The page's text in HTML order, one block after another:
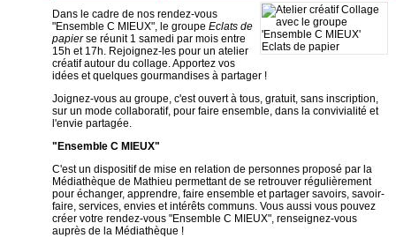
Dans le cadre de nos rendez-vous
"Ensemble C MIEUX", le groupe Eclats de
papierse réunit 1 samedi par mois entre
15h et 17h. Rejoignez-les pour un atelier
créatif autour du collage. Apportez vos
idées et quelques gourmandises à partager !
Joignez-vous au groupe, c'est ouvert à tous, gratuit, sans inscription,
sur un mode collaboratif, pour faire ensemble, dans la convivialité et
l'envie partagée.
"Ensemble C MIEUX"
C'est un dispositif de mise en relation de personnes proposé par la
Médiathèque de Mathieu permettant de se retrouver régulièrement
pour échanger, apprendre, faire ensemble et partager savoirs, savoir-
faire, services, envies et intérêts communs. Vous aussi vous pouvez
créer votre rendez-vous "Ensemble C MIEUX", renseignez-vous
auprès de la Médiathèque !